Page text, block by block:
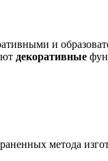
и
декоративные
метода